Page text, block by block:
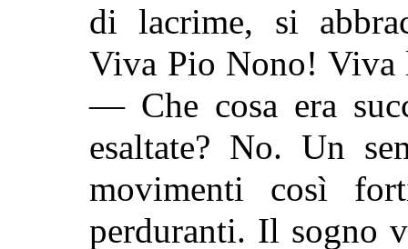
di lacrime, si
Viva Pio Nono!
— Che cosa era
esaltate? No. Un
movimenti così
perduranti. Il sogno